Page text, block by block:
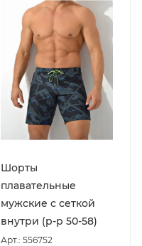
Шорты
плавательные
мужские с сеткой
внутри (р-р 50-58)
Арт.: 556752